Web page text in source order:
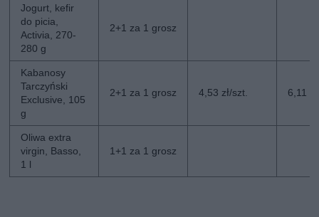
Jogurt, kefir
do picia,
Activia, 270-
280 g
2+1 za 1 grosz
Kabanosy
Tarczyński
Exclusive, 105
g
2+1 za 1 grosz 4,53 zł/szt. 6,11
Oliwa extra
virgin, Basso,
1 l
1+1 za 1 grosz